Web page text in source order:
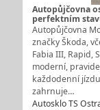
Autopůjčovna
perfektním
Autopůjčovna
značky Škoda,
Fabia III, Rapid,
moderní,
každodenní
zahrnuje…
Autosklo TS